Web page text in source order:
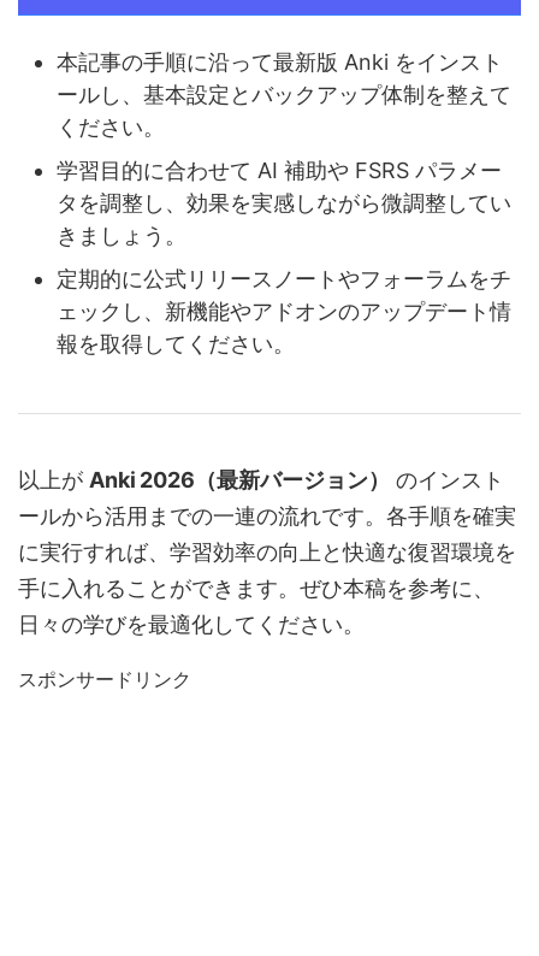
本記事の手順に沿って最新版 Anki をインスト
ールし、基本設定とバックアップ体制を整えて
ください。
学習目的に合わせて AI 補助や FSRS パラメー
タを調整し、効果を実感しながら微調整してい
きましょう。
定期的に公式リリースノートやフォーラムをチ
ェックし、新機能やアドオンのアップデート情
報を取得してください。
以上が Anki 2026（最新バージョン）
のインスト
ールから活用までの一連の流れです。各手順を確実
に実行すれば、学習効率の向上と快適な復習環境を
手に入れることができます。ぜひ本稿を参考に、
日々の学びを最適化してください。
スポンサードリンク